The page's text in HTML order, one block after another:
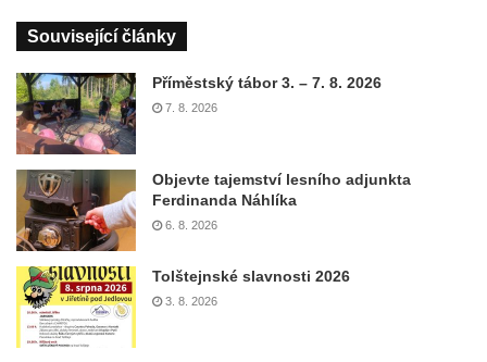
Související články
Příměstský tábor 3. – 7. 8. 2026
7. 8. 2026
Objevte tajemství lesního adjunkta
Ferdinanda Náhlíka
6. 8. 2026
Tolštejnské slavnosti 2026
3. 8. 2026